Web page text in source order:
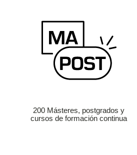
200 Másteres, postgrados y
cursos de formación continua